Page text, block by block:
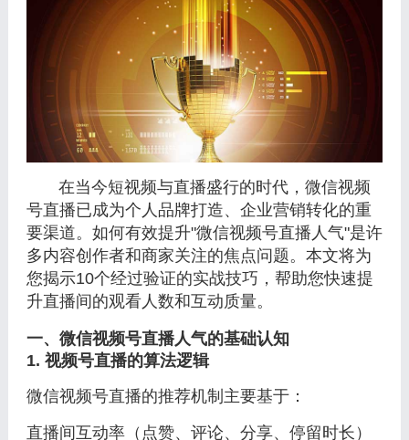
在当今短视频与直播盛行的时代，微信视频
号直播已成为个人品牌打造、企业营销转化的重
要渠道。如何有效提升"微信视频号直播人气"是许
多内容创作者和商家关注的焦点问题。本文将为
您揭示10个经过验证的实战技巧，帮助您快速提
升直播间的观看人数和互动质量。
一、微信视频号直播人气的基础认知
1. 视频号直播的算法逻辑
微信视频号直播的推荐机制主要基于：
直播间互动率（点赞、评论、分享、停留时长）